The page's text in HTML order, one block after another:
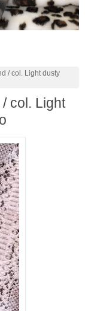
/ col. Light dusty
col. Light